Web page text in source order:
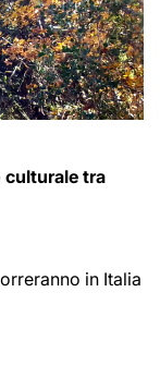
culturale tra